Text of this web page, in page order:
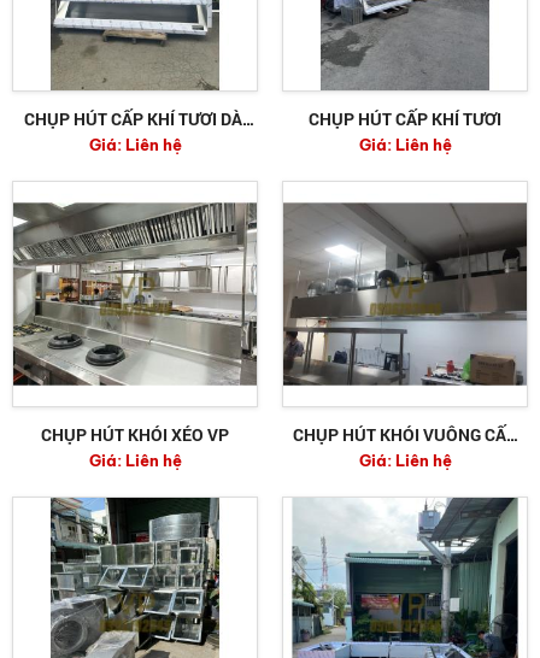
CHỤP HÚT CẤP KHÍ TƯƠI DÀI
2500MM
Giá:Liên hệ
CHỤP HÚT CẤP KHÍ TƯƠI
Giá:Liên hệ
CHỤP HÚT KHÓI XÉO VP
Giá:Liên hệ
CHỤP HÚT KHÓI VUÔNG CẤP
KHÍ TƯƠI
Giá:Liên hệ